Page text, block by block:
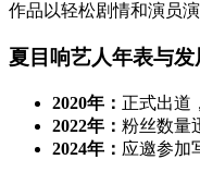
作品以轻松剧情和演员
夏目响艺人年表与发
2020年： 正式出道
2022年： 粉丝数量
2024年： 应邀参加